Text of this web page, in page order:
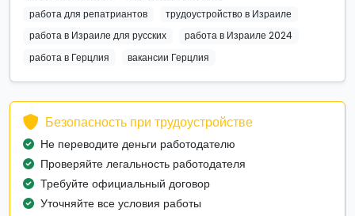
работа для репатриантов
трудоустройство в Израиле
работа в Израиле для русских
работа в Израиле 2024
работа в Герцлия
вакансии Герцлия
Безопасность при трудоустройстве
Не переводите деньги работодателю
Проверяйте легальность работодателя
Требуйте официальный договор
Уточняйте все условия работы